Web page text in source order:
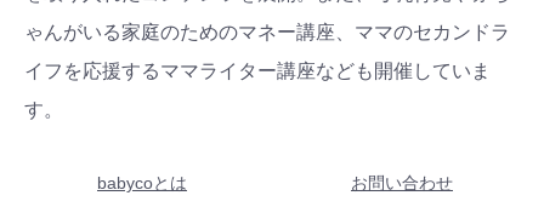
ゃんがいる家庭のためのマネー講座、ママのセカンドラ
イフを応援するママライター講座なども開催していま
す。
babycoとは お問い合わせ